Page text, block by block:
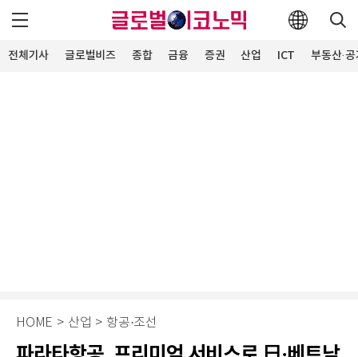
전체기사 글로벌비즈 종합 금융 증권 산업 ICT 부동산·
HOME > 산업 > 항공·조선